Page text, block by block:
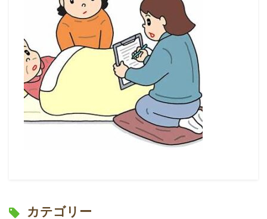
カテゴリー